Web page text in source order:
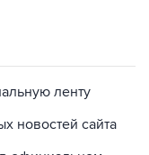
новостей сайта
официальном